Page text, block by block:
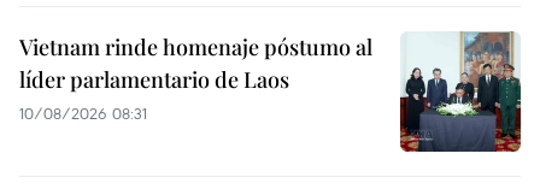
Vietnam rinde homenaje póstumo al
líder parlamentario de Laos
10/08/2026 08:31